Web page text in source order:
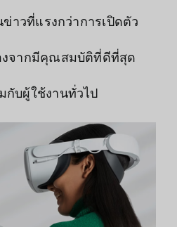
าวที่แรงกว่าการเปิดตัว
งจากมีคุณสมบัติที่ดีที่สุด
กับผู้ใช้งานทั่วไป